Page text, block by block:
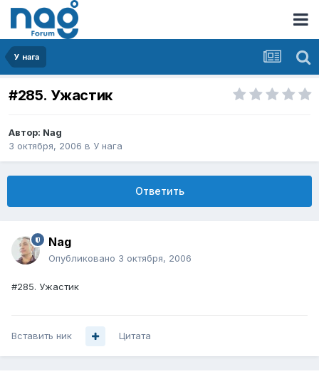
У нага
#285. Ужастик
Автор: Nag
3 октября, 2006 в У нага
Ответить
Nag
Опубликовано 3 октября, 2006
#285. Ужастик
Вставить ник Цитата